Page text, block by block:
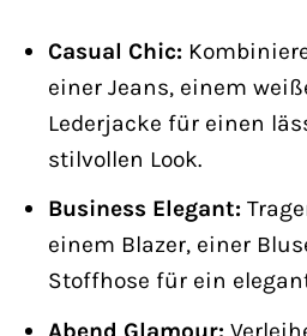
Casual Chic:
einer Jeans, einem
Lederjacke für einen
stilvollen Look.
Business Elegant:
einem Blazer, einer
Stoffhose für ein
Abend Glamour: